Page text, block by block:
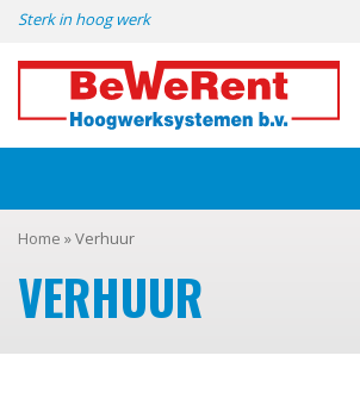
Skip
content
Sterk in hoog werk
Home »Verhuur
VERHUUR